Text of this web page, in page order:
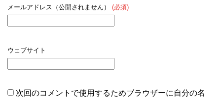
メールアドレス（公開されません） (必須)
ウェブサイト
次回のコメントで使用するためブラウザーに自分の名